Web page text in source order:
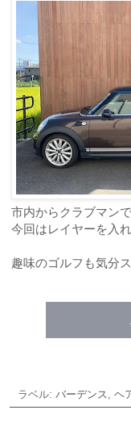
市内からクラブマン
今回はレイヤーを入
趣味のゴルフも気分
ラベル: バーデンス, ヘ